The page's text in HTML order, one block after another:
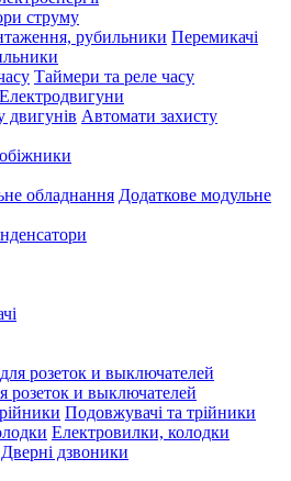
струму
Перемикачі
Таймери та реле часу
Електродвигуни
Автомати захисту
Додаткове модульне
и выключателей
Подовжувачі та трійники
Електровилки, колодки
Дверні дзвоники